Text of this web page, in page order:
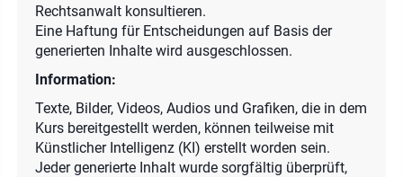
Rechtsanwalt konsultieren.
Eine Haftung für Entscheidungen auf Basis der
generierten Inhalte wird ausgeschlossen.
Information:
Texte, Bilder, Videos, Audios und Grafiken, die in dem
Kurs bereitgestellt werden, können teilweise mit
Künstlicher Intelligenz (KI) erstellt worden sein.
Jeder generierte Inhalt wurde sorgfältig überprüft,